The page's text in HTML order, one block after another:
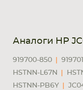
Аналоги HP
919700-850
HSTNN-L67N
HSTNN-PB6Y